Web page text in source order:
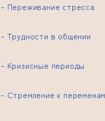
– Переживание стресса
– Трудности в общении
– Кризисные периоды
– Стремление к переменам